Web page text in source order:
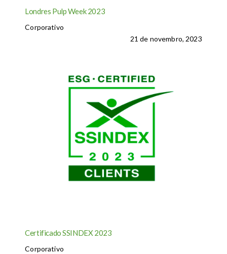
Londres Pulp Week 2023
Corporativo
21 de novembro, 2023
Certificado SSINDEX 2023
Corporativo